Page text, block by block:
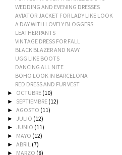
WEDDING AND EVENING DRESSES
AVIATOR JACKET FOR LADY LIKE LOOK
A DAY WITH LOVELY BLOGGERS
LEATHER PANTS
VINTAGE DRESS FOR FALL
BLACK BLAZER AND NAVY
UGG LIKE BOOTS
DANCING ALL NITE
BOHO LOOK IN BARCELONA
RED DRESS AND FUR VEST
► OCTUBRE (10)
► SEPTIEMBRE (12)
►AGOSTO (11)
► JULIO (12)
► JUNIO (11)
► MAYO (12)
►ABRIL (7)
► MARZO (8)